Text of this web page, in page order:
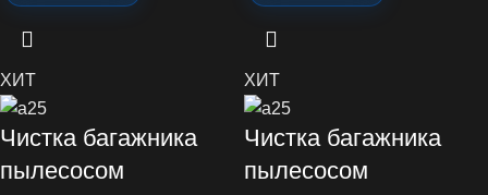
ХИТ
Чистка багажника
пылесосом
ХИТ
Чистка багажника
пылесосом